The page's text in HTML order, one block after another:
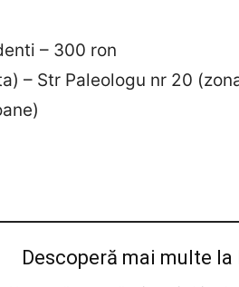
– 300 ron
– Str Paleologu nr 20
Descoperă mai multe la